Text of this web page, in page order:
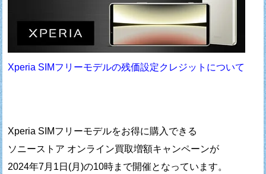
Xperia SIMフリーモデルの残価設定クレジットについて
Xperia SIMフリーモデルをお得に購入できる
ソニーストア オンライン買取増額キャンペーンが
2024年7月1日(月)の10時まで開催となっています。